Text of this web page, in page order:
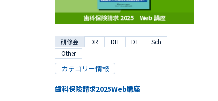
研修会 DR DH DT
Sch
Other
カテゴリー情報
歯科保険請求2025Web講座